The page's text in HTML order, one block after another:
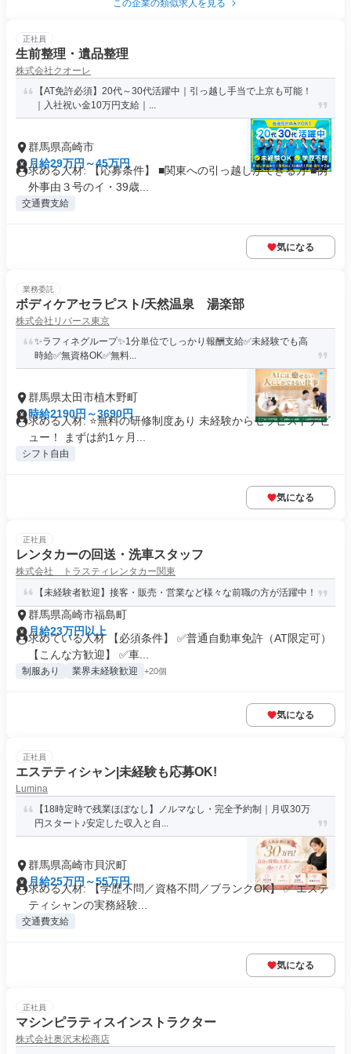
この企業の類似求人を見る
正社員
生前整理・遺品整理
株式会社クオーレ
【AT免許必須】20代～30代活躍中｜引っ越し手当で上京も可能！
｜入社祝い金10万円支給｜...
群馬県高崎市
月給29万円～45万円
求める人材: 【応募条件】 ■関東への引っ越しができる方 ■例
外事由３号のイ・39歳...
交通費支給
気になる
業務委託
ボディケアセラピスト/天然温泉 湯楽部
株式会社リバース東京
✨️ラフィネグループ✨1分単位でしっかり報酬支給️✅未経験でも高
時給✅️無資格OK✅️無料...
群馬県太田市植木野町
時給2190円～3690円
求める人材: ⭐️無料の研修制度あり 未経験からセラピストデビ
ュー！ まずは約1ヶ月...
シフト自由
気になる
正社員
レンタカーの回送・洗車スタッフ
株式会社 トラスティレンタカー関東
【未経験者歓迎】接客・販売・営業など様々な前職の方が活躍中！
群馬県高崎市福島町
月給23万円以上
求めている人材 【必須条件】 ✅普通自動車免許（AT限定可）
【こんな方歓迎】 ✅車...
制服あり 業界未経験歓迎 +20個
気になる
正社員
エステティシャン|未経験も応募OK!
Lumina
【18時定時で残業ほぼなし】ノルマなし・完全予約制｜月収30万
円スタート♪安定した収入と自...
群馬県高崎市貝沢町
月給25万円～55万円
求める人材: 【学歴不問／資格不問／ブランクOK】 ✅ エステ
ティシャンの実務経験...
交通費支給
気になる
正社員
マシンピラティスインストラクター
株式会社奥沢末松商店